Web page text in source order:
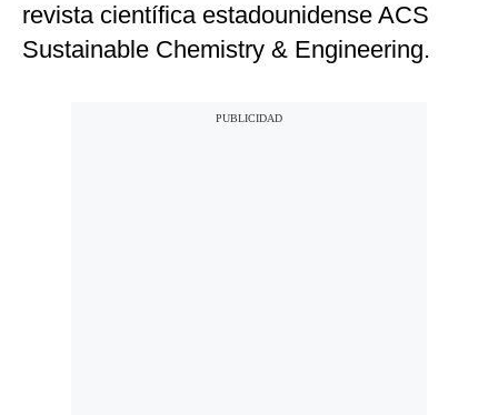
revista científica estadounidense ACS
Sustainable Chemistry & Engineering.